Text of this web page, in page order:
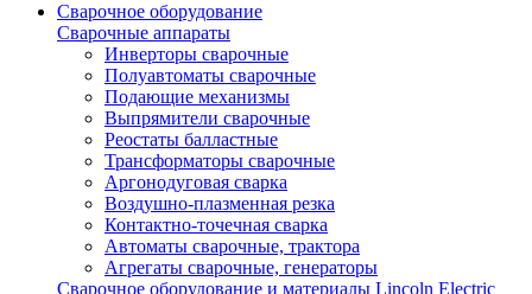
Сварочное оборудование
Сварочные аппараты
Инверторы сварочные
Полуавтоматы сварочные
Подающие механизмы
Выпрямители сварочные
Реостаты балластные
Трансформаторы сварочные
Аргонодуговая сварка
Воздушно-плазменная резка
Контактно-точечная сварка
Автоматы сварочные, трактора
Агрегаты сварочные, генераторы
Сварочное оборудование и материалы Lincoln Electric